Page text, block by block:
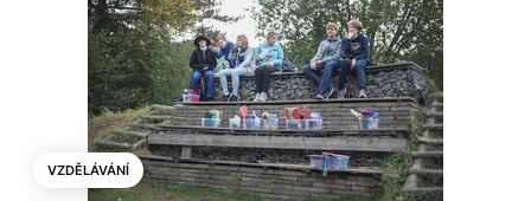
VZDĚLÁVÁNÍ